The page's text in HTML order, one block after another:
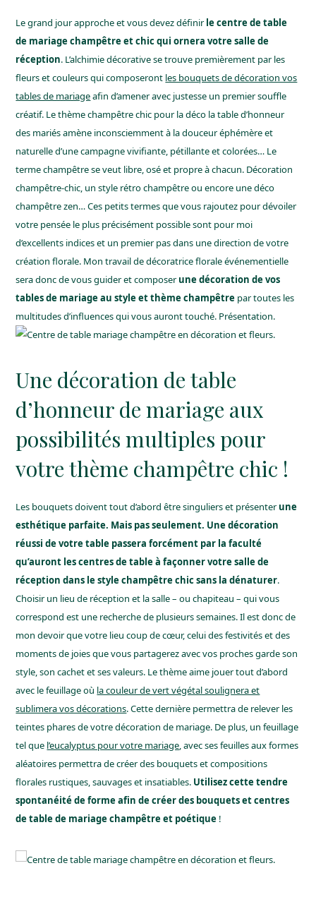
Le grand jour approche et vous devez définir le centre de table
de mariage champêtre et chic qui ornera votre salle de
réception. L’alchimie décorative se trouve premièrement par les
fleurs et couleurs qui composeront les bouquets de décoration vos
tables de mariageafin d’amener avec justesse un premier souffle
créatif. Le thème champêtre chic pour la déco la table d’honneur
des mariés amène inconsciemment à la douceur éphémère et
naturelle d’une campagne vivifiante, pétillante et colorées… Le
terme champêtre se veut libre, osé et propre à chacun. Décoration
champêtre-chic, un style rétro champêtre ou encore une déco
champêtre zen… Ces petits termes que vous rajoutez pour dévoiler
votre pensée le plus précisément possible sont pour moi
d’excellents indices et un premier pas dans une direction de votre
création florale. Mon travail dedécoratrice florale événementielle
sera donc de vous guider et composerune décoration de vos
tables de mariage au style et thème champêtre par toutes les
multitudes d’influences qui vous auront touché. Présentation.
Une décoration de table
d’honneur de mariage aux
possibilités multiples pour
votre thème champêtre chic !
Les bouquets doivent tout d’abord être singuliers et présenterune
esthétique parfaite. Mais pas seulement. Une décoration
réussi de votre table passera forcément par la faculté
qu’auront les centres de table à façonner votre salle de
réception dans le style champêtre chic sans la dénaturer.
Choisir un lieu de réception et la salle – ou chapiteau – qui vous
correspond est une recherche de plusieurs semaines. Il est donc de
mon devoir que votre lieu coup de cœur, celui des festivités et des
moments de joies que vous partagerez avec vos proches garde son
style, son cachet et ses valeurs. Le thème aime jouer tout d’abord
avec le feuillage où la couleur de vert végétal soulignera et
sublimera vos décorations. Cette dernière permettra de relever les
teintes phares de votre décoration de mariage. De plus, un feuillage
tel que l’eucalyptus pour votre mariage, avec ses feuilles aux formes
aléatoires permettra de créer des bouquets et compositions
florales rustiques, sauvages et insatiables. Utilisez cette tendre
spontanéité de forme afin de créer des bouquets et centres
de table de mariage champêtre et poétique !